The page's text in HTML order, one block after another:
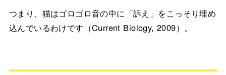
つまり、猫はゴロゴロ音の中に「訴え」をこっそり埋め
込んでいるわけです（Current Biology, 2009）。